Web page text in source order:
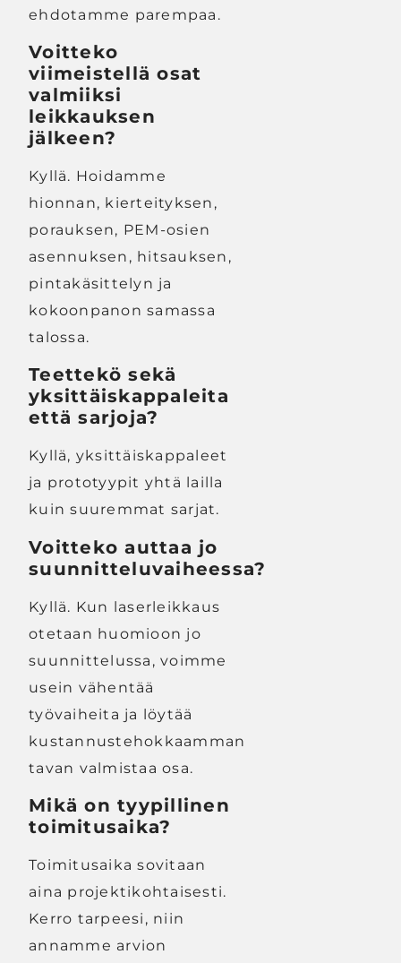
ehdotamme parempaa.
Voitteko
viimeistellä osat
valmiiksi
leikkauksen
jälkeen?
Kyllä. Hoidamme
hionnan, kierteityksen,
porauksen, PEM-osien
asennuksen, hitsauksen,
pintakäsittelyn ja
kokoonpanon samassa
talossa.
Teettekö sekä
yksittäiskappaleita
että sarjoja?
Kyllä, yksittäiskappaleet
ja prototyypit yhtä lailla
kuin suuremmat sarjat.
Voitteko auttaa jo
suunnitteluvaiheessa?
Kyllä. Kun laserleikkaus
otetaan huomioon jo
suunnittelussa, voimme
usein vähentää
työvaiheita ja löytää
kustannustehokkaamman
tavan valmistaa osa.
Mikä on tyypillinen
toimitusaika?
Toimitusaika sovitaan
aina projektikohtaisesti.
Kerro tarpeesi, niin
annamme arvion